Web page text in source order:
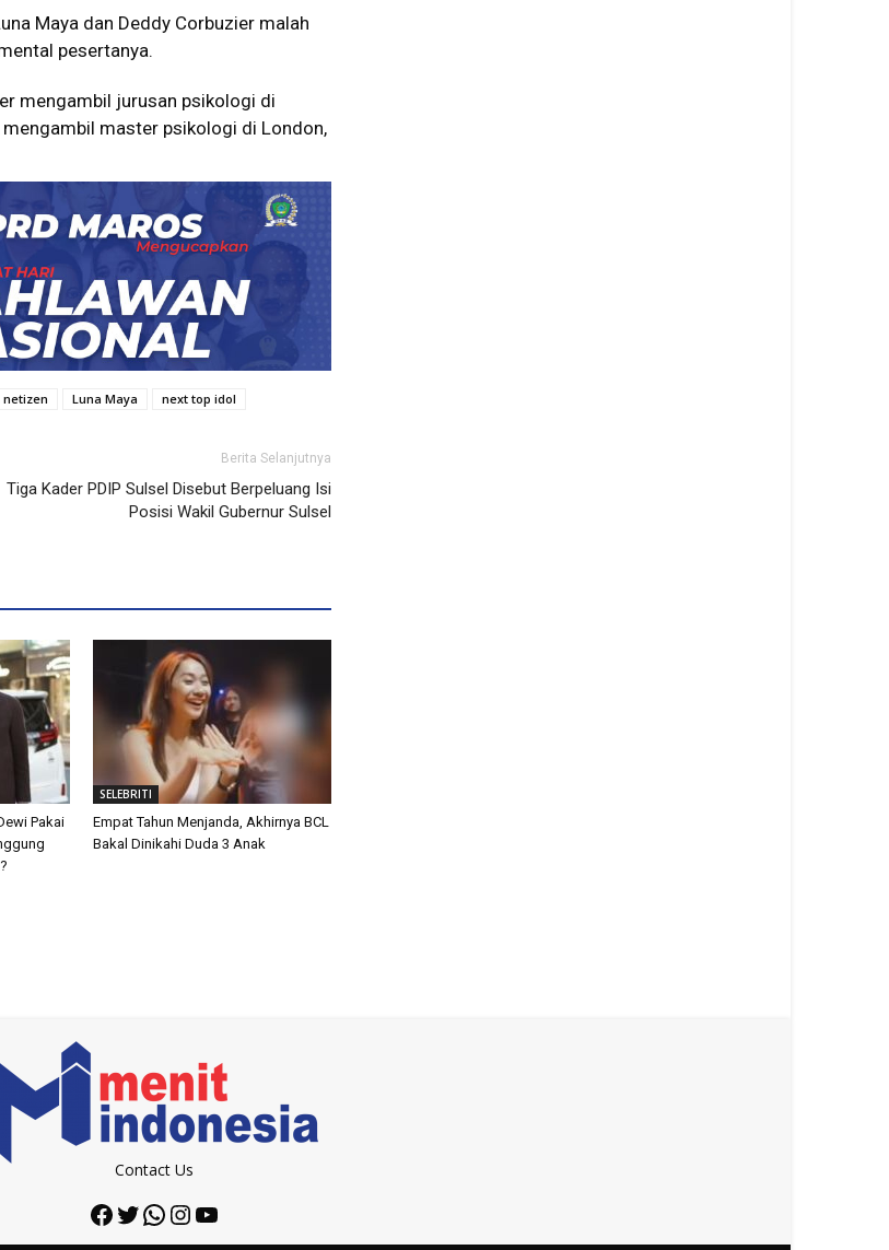
Maya dan Deddy Corbuzier malah
pesertanya.
mengambil jurusan psikologi di
master psikologi di London,
netizen Luna Maya next top idol
Berita Selanjutnya
Tiga Kader PDIP Sulsel Disebut Berpeluang Isi
Posisi Wakil Gubernur Sulsel
Pakai
SELEBRITI
Empat Tahun Menjanda, Akhirnya BCL
Bakal Dinikahi Duda 3 Anak
Contact Us
Facebook
Twitter
WhatsApp
Instagram
YouTube